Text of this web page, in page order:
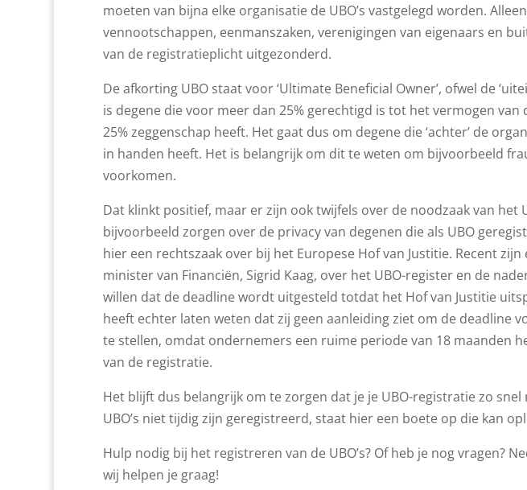
moeten van bijna elke organisatie de UBO’s vastgelegd worden.
vennootschappen, eenmanszaken, verenigingen van eigenaars en
van de registratieplicht uitgezonderd.
De afkorting UBO staat voor ‘Ultimate Beneficial Owner’, ofwel de
is degene die voor meer dan 25% gerechtigd is tot het vermogen
25% zeggenschap heeft. Het gaat dus om degene die ‘achter’ de
in handen heeft. Het is belangrijk om dit te weten om bijvoorbeeld
voorkomen.
Dat klinkt positief, maar er zijn ook twijfels over de noodzaak van het
bijvoorbeeld zorgen over de privacy van degenen die als UBO
hier een rechtszaak over bij het Europese Hof van Justitie. Recent
minister van Financiën, Sigrid Kaag, over het UBO-register en de
willen dat de deadline wordt uitgesteld totdat het Hof van Justitie
heeft echter laten weten dat zij geen aanleiding ziet om de deadline
te stellen, omdat ondernemers een ruime periode van 18 maanden
van de registratie.
Het blijft dus belangrijk om te zorgen dat je je UBO-registratie zo
UBO’s niet tijdig zijn geregistreerd, staat hier een boete op die kan
Hulp nodig bij het registreren van de UBO’s? Of heb je nog vragen?
wij helpen je graag!